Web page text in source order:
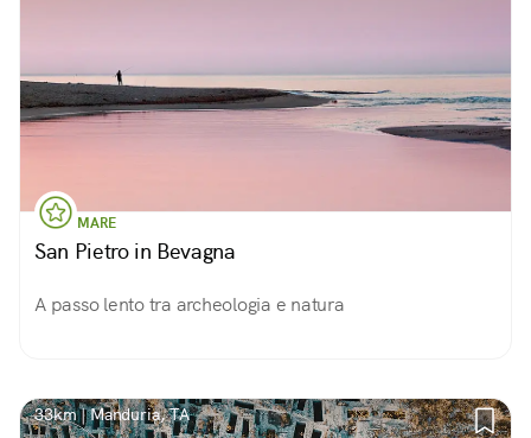
MARE
San Pietro in Bevagna
A passo lento tra archeologia e natura
33km | Manduria, TA